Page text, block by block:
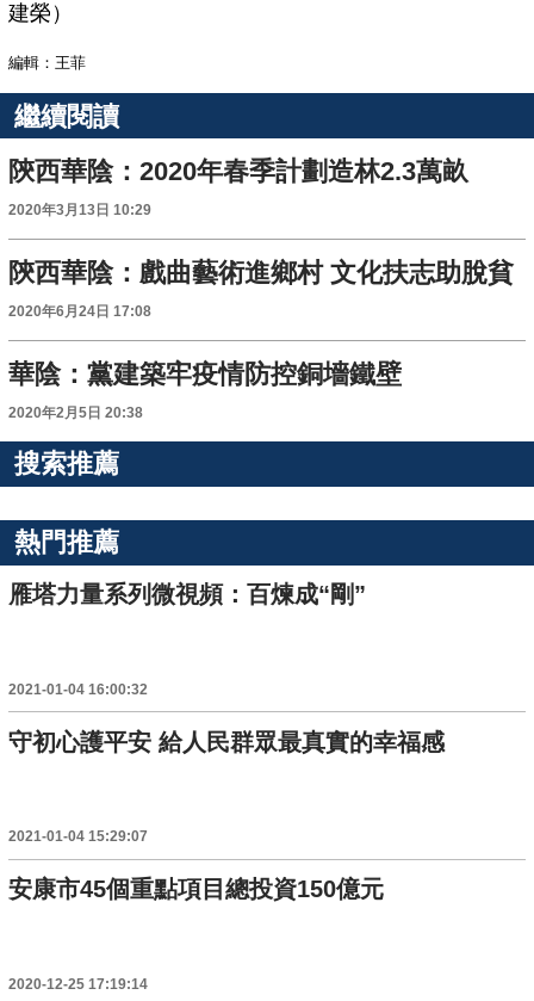
建榮）
編輯：王菲
繼續閱讀
陝西華陰：2020年春季計劃造林2.3萬畝
2020年3月13日 10:29
陝西華陰：戲曲藝術進鄉村 文化扶志助脫貧
2020年6月24日 17:08
華陰：黨建築牢疫情防控銅墻鐵壁
2020年2月5日 20:38
搜索推薦
熱門推薦
雁塔力量系列微視頻：百煉成“剛”
2021-01-04 16:00:32
守初心護平安 給人民群眾最真實的幸福感
2021-01-04 15:29:07
安康市45個重點項目總投資150億元
2020-12-25 17:19:14